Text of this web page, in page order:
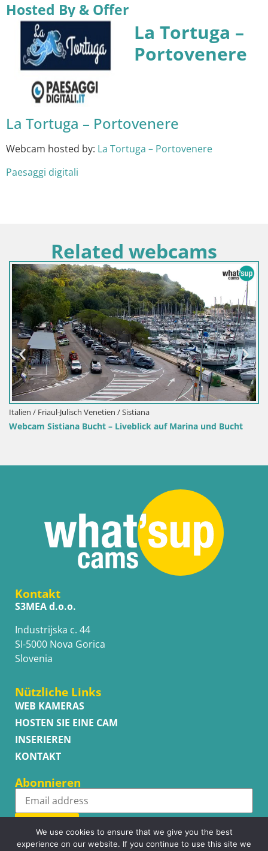
Hosted By & Offer
La Tortuga –
Portovenere
La Tortuga – Portovenere
Webcam hosted by: La Tortuga – Portovenere
Paesaggi digitali
Related webcams
Italien / Friaul-Julisch Venetien / Sistiana
Webcam Sistiana Bucht – Liveblick auf Marina und Bucht
Kontakt
S3MEA d.o.o.
Industrijska c. 44
SI-5000 Nova Gorica
Slovenia
Nützliche Links
WEB KAMERAS
HOSTEN SIE EINE CAM
INSERIEREN
KONTAKT
Abonnieren
Subscribe
We use cookies to ensure that we give you the best
experience on our website. If you continue to use this site we